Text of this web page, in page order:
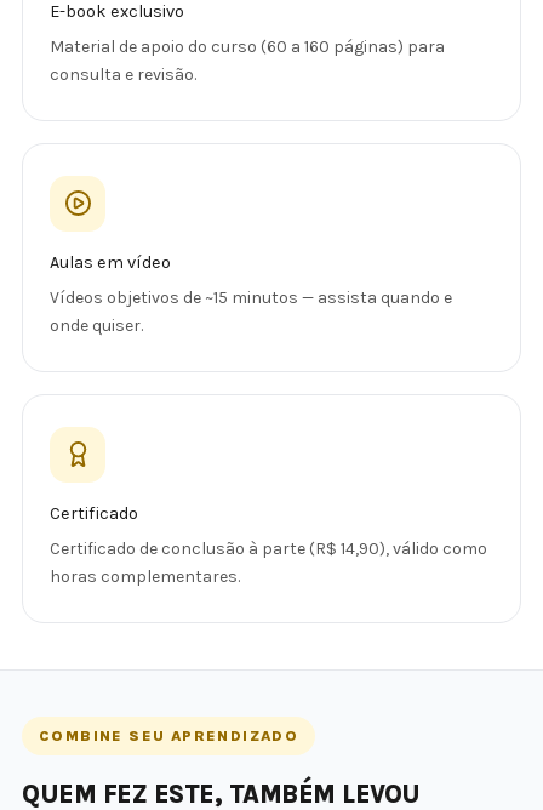
E-book exclusivo
Material de apoio do curso (60 a 160 páginas) para
consulta e revisão.
Aulas em vídeo
Vídeos objetivos de ~15 minutos — assista quando e
onde quiser.
Certificado
Certificado de conclusão à parte (R$ 14,90), válido como
horas complementares.
COMBINE SEU APRENDIZADO
QUEM FEZ ESTE, TAMBÉM LEVOU